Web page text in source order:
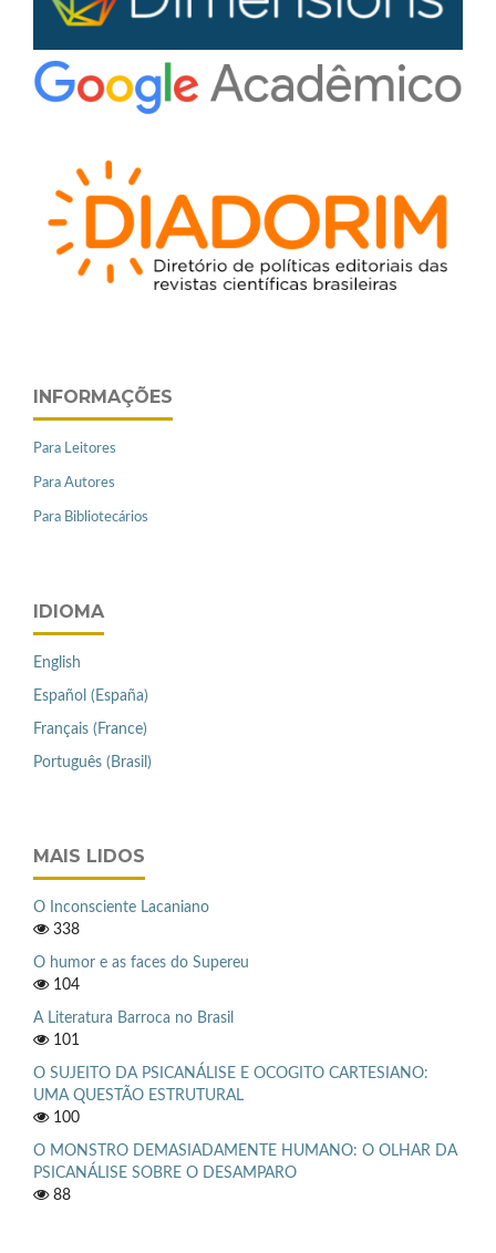
INFORMAÇÕES
Para Leitores
Para Autores
Para Bibliotecários
IDIOMA
English
Español (España)
Français (France)
Português (Brasil)
MAIS LIDOS
O Inconsciente Lacaniano
338
O humor e as faces do Supereu
104
A Literatura Barroca no Brasil
101
O SUJEITO DA PSICANÁLISE E OCOGITO CARTESIANO:
UMA QUESTÃO ESTRUTURAL
100
O MONSTRO DEMASIADAMENTE HUMANO: O OLHAR DA
PSICANÁLISE SOBRE O DESAMPARO
88